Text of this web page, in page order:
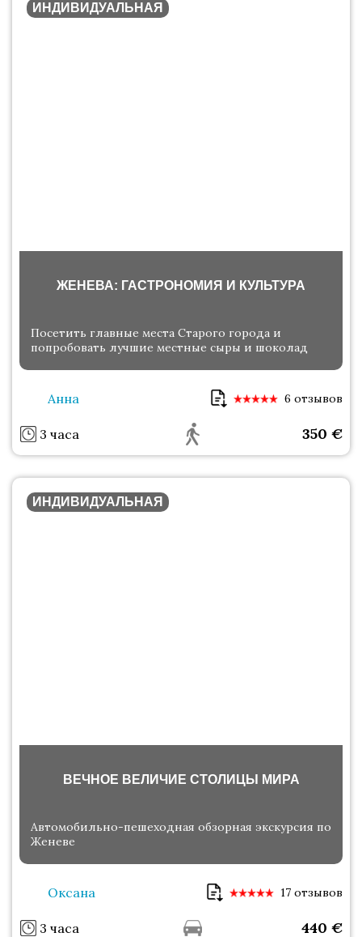
ИНДИВИДУАЛЬНАЯ
ЖЕНЕВА: ГАСТРОНОМИЯ И КУЛЬТУРА
Посетить главные места Старого города и
попробовать лучшие местные сыры и шоколад
Анна 6 отзывов
3 часа 350 €
ИНДИВИДУАЛЬНАЯ
ВЕЧНОЕ ВЕЛИЧИЕ СТОЛИЦЫ МИРА
Автомобильно-пешеходная обзорная экскурсия по
Женеве
Оксана 17 отзывов
3 часа 440 €